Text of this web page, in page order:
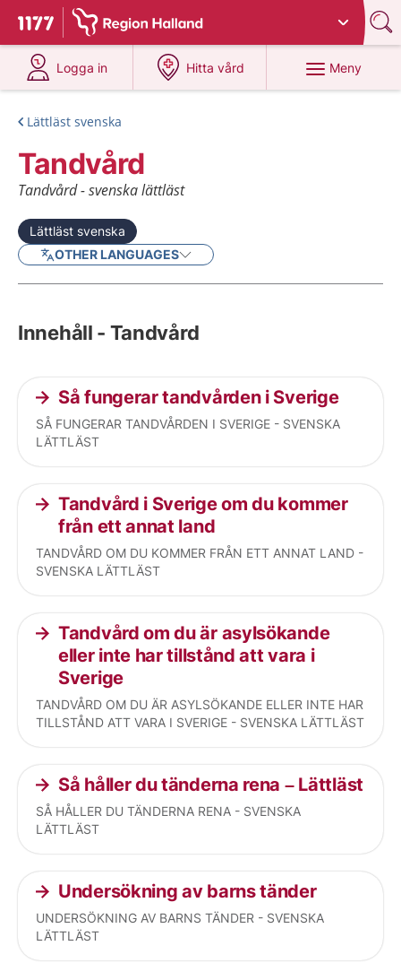
Till startsidan för 1177
Du har valt region Halland
Logga in
på 1177.se
Hitta vård
på 1177.se
Meny
Lättläst svenska
Tandvård
Tandvård - svenska lättläst
Lättläst svenska
OTHER LANGUAGES
Innehåll - Tandvård
Så fungerar tandvården i Sverige
SÅ FUNGERAR TANDVÅRDEN I SVERIGE - SVENSKA
LÄTTLÄST
Tandvård i Sverige om du kommer
från ett annat land
TANDVÅRD OM DU KOMMER FRÅN ETT ANNAT LAND -
SVENSKA LÄTTLÄST
Tandvård om du är asylsökande
eller inte har tillstånd att vara i
Sverige
TANDVÅRD OM DU ÄR ASYLSÖKANDE ELLER INTE HAR
TILLSTÅND ATT VARA I SVERIGE - SVENSKA LÄTTLÄST
Så håller du tänderna rena – Lättläst
SÅ HÅLLER DU TÄNDERNA RENA - SVENSKA
LÄTTLÄST
Undersökning av barns tänder
UNDERSÖKNING AV BARNS TÄNDER - SVENSKA
LÄTTLÄST